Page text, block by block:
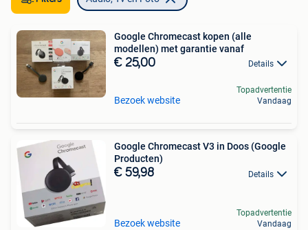
Google Chromecast kopen (alle
modellen) met garantie vanaf
€ 25,00 Details
Bezoek website
Topadvertentie
Vandaag
Google Chromecast V3 in Doos (Google
Producten)
€ 59,98 Details
Bezoek website
Topadvertentie
Vandaag